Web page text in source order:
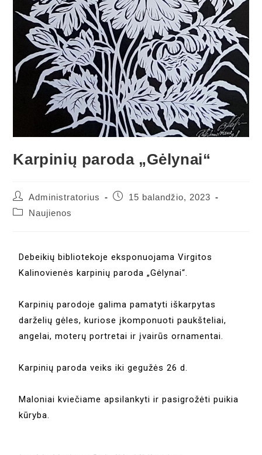
Karpinių paroda „Gėlynai“
Administratorius
15 balandžio, 2023
Naujienos
Debeikių bibliotekoje eksponuojama Virgitos
Kalinovienės karpinių paroda „Gėlynai“.
Karpinių parodoje galima pamatyti iškarpytas
darželių gėles, kuriose įkomponuoti paukšteliai,
angelai, moterų portretai ir įvairūs ornamentai.
Karpinių paroda veiks iki gegužės 26 d.
Maloniai kviečiame apsilankyti ir pasigrožėti puikia
kūryba.